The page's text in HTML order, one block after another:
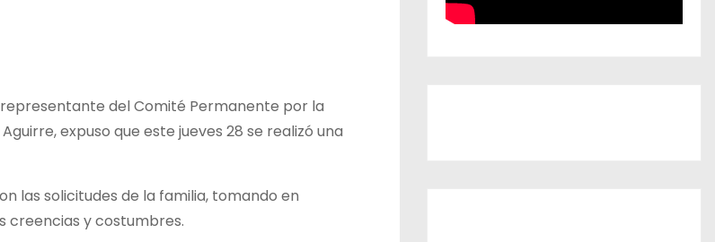
del Comité Permanente por la
expuso que este jueves 28 se realizó una
las solicitudes de la familia, tomando en
creencias y costumbres.